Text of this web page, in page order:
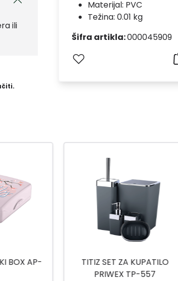
ili
Materijal: PVC
Težina: 0.01 kg
Šifra artikla:000045909
557
TITIZ POSUDA ZA BEBI
HRANU 500ML